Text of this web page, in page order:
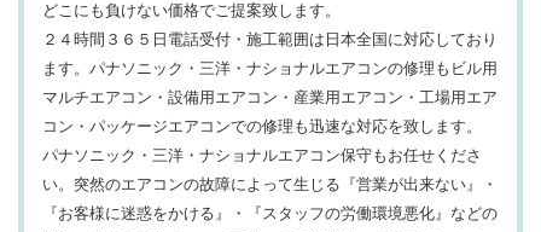
どこにも負けない価格でご提案致します。
２４時間３６５日電話受付・施工範囲は日本全国に対応しており
ます。パナソニック・三洋・ナショナルエアコンの修理もビル用
マルチエアコン・設備用エアコン・産業用エアコン・工場用エア
コン・パッケージエアコンでの修理も迅速な対応を致します。
パナソニック・三洋・ナショナルエアコン保守もお任せくださ
い。突然のエアコンの故障によって生じる『営業が出来ない』・
『お客様に迷惑をかける』・『スタッフの労働環境悪化』などの